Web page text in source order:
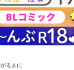
るまに